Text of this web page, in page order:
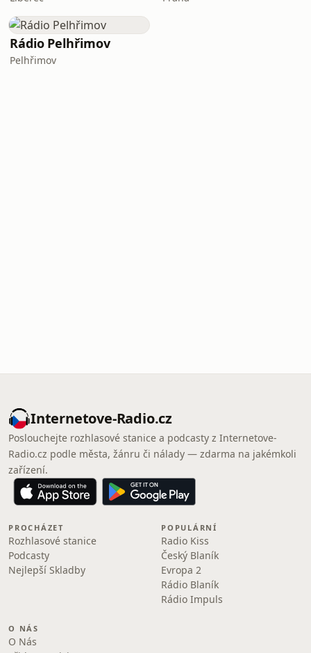
Rádio Pelhřimov
Pelhřimov
Internetove-Radio.cz
Poslouchejte rozhlasové stanice a podcasty z Internetove-
Radio.cz podle města, žánru či nálady — zdarma na jakémkoli
zařízení.
PROCHÁZET
Rozhlasové stanice
Podcasty
Nejlepší Skladby
POPULÁRNÍ
Radio Kiss
Český Blaník
Evropa 2
Rádio Blaník
Rádio Impuls
O NÁS
O Nás